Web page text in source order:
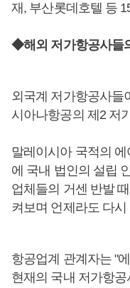
재, 부산롯데호텔 등
◆해외 저가항공사들
외국계 저가항공사들
시아나항공의 제2 저
말레이시아 국적의
에 국내 법인의 설립
업체들의 거센 반발
켜보며 언제라도 다
항공업계 관계자는 "
현재의 국내 저가항